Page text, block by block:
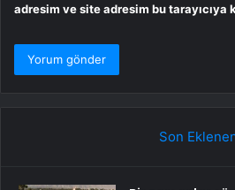
adresim ve site adresim bu tarayıcıya
Son